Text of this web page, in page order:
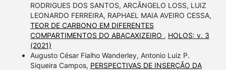
RODRIGUES DOS SANTOS, ARCÂNGELO LOSS, LUIZ
LEONARDO FERREIRA, RAPHAEL MAIA AVEIRO CESSA,
TEOR DE CARBONO EM DIFERENTES
COMPARTIMENTOS DO ABACAXIZEIRO , HOLOS: v. 3
(2021)
Augusto César Fialho Wanderley, Antonio Luiz P.
Siqueira Campos, PERSPECTIVAS DE INSERÇÃO DA